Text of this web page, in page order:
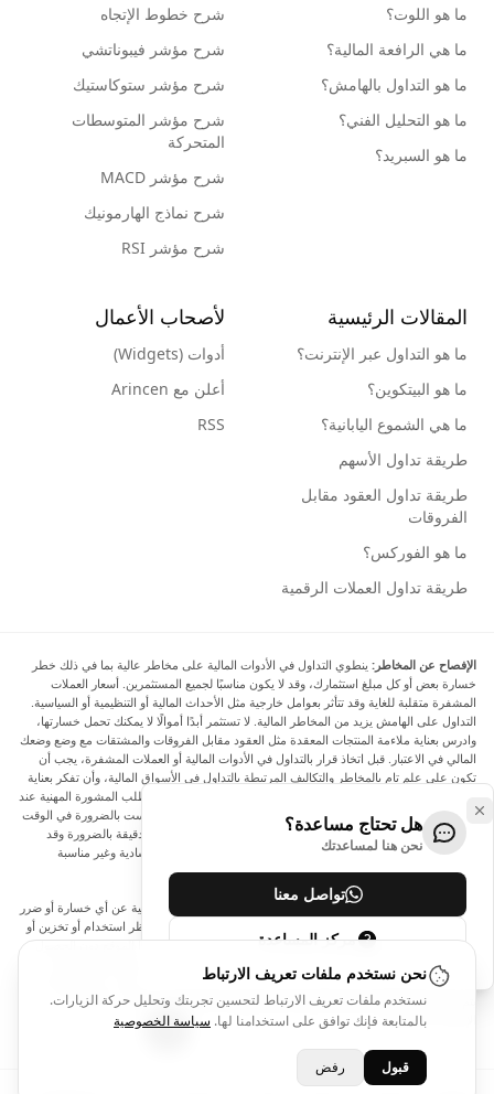
ما هو اللوت؟
ما هي الرافعة المالية؟
ما هو التداول بالهامش؟
ما هو التحليل الفني؟
ما هو السبريد؟
شرح خطوط الإتجاه
شرح مؤشر فيبوناتشي
شرح مؤشر ستوكاستيك
شرح مؤشر المتوسطات
المتحركة
شرح مؤشر MACD
شرح نماذج الهارمونيك
شرح مؤشر RSI
المقالات الرئيسية
ما هو التداول عبر الإنترنت؟
ما هو البيتكوين؟
ما هي الشموع اليابانية؟
طريقة تداول الأسهم
طريقة تداول العقود مقابل
الفروقات
ما هو الفوركس؟
طريقة تداول العملات الرقمية
لأصحاب الأعمال
أدوات (Widgets)
أعلن مع Arincen
RSS
الإفصاح عن المخاطر: ينطوي التداول في الأدوات المالية على مخاطر عالية بما في ذلك خطر
خسارة بعض أو كل مبلغ استثمارك، وقد لا يكون مناسبًا لجميع المستثمرين. أسعار العملات
المشفرة متقلبة للغاية وقد تتأثر بعوامل خارجية مثل الأحداث المالية أو التنظيمية أو السياسية.
التداول على الهامش يزيد من المخاطر المالية. لا تستثمر أبدًا أموالًا لا يمكنك تحمل خسارتها،
وادرس بعناية ملاءمة المنتجات المعقدة مثل العقود مقابل الفروقات والمشتقات مع وضع وضعك
المالي في الاعتبار. قبل اتخاذ قرار بالتداول في الأدوات المالية أو العملات المشفرة، يجب أن
تكون على علم تام بالمخاطر والتكاليف المرتبطة بالتداول في الأسواق المالية، وأن تفكر بعناية
في أهدافك الاستثمارية ومستوى خبرتك ورغبتك في المخاطرة، وأن تطلب المشورة المهنية عند
الحاجة. تود Arincen أن تذكرك بأن البيانات الواردة في هذا الموقع ليست بالضرورة في الوقت
الفعلي وليست دقيقة. البيانات والأسعار الموجودة على الموقع ليست دقيقة بالضرورة وقد
تختلف عن السعر الفعلي في أي سوق معينة، مما يعني أن الأسعار إرشادية وغير مناسبة
لأغراض التداول.
لن يتحمل Arincen وأي مزود للبيانات الواردة في هذا الموقع المسؤولية عن أي خسارة أو ضرر
نتيجة لتداولك، أو اعتمادك على المعلومات الواردة في هذا الموقع. يحظر استخدام أو تخزين أو
إعادة إنتاج أو عرض أو تعديل أو نقل أو توزيع البيانات الموجودة في هذا الموقع دون الحصول
على إذن كتابي صريح مسبق من Arincen و/أو مزود البيانات. جميع حقوق الملكية الفكرية
محفوظة من قبل مقدمي الخدمة و/أو البورصة التي تقدم البيانات الواردة في هذا الموقع. قد
يتم تعويض Arincen من قبل المعلنين الذين يظهرون على الموقع، بناءً على تفاعلك مع
الإعلانات أو المعلنين.
هل تحتاج مساعدة؟
نحن هنا لمساعدتك
تواصل معنا
مركز المساعدة
نحن نستخدم ملفات تعريف الارتباط
نستخدم ملفات تعريف الارتباط لتحسين تجربتك وتحليل حركة الزيارات.
بالمتابعة فإنك توافق على استخدامنا لها. سياسة الخصوصية
قبول رفض